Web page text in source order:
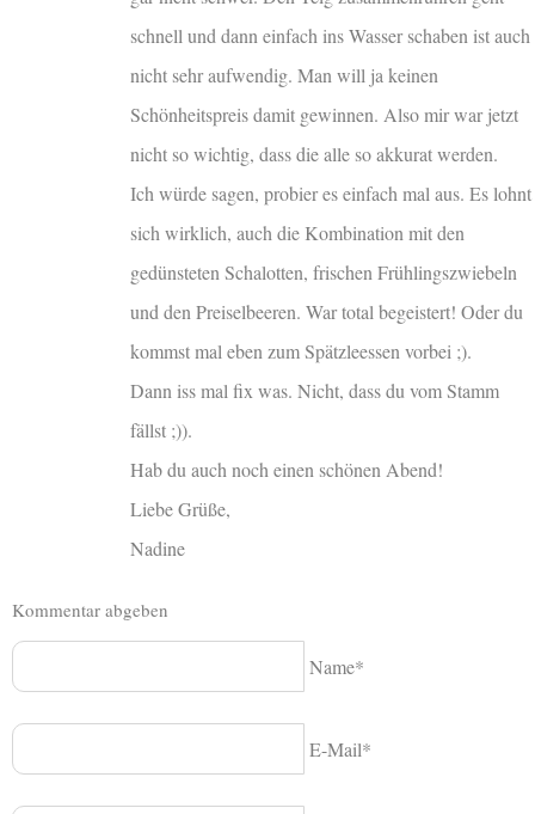
schnell und dann einfach ins Wasser schaben ist auch
nicht sehr aufwendig. Man will ja keinen
Schönheitspreis damit gewinnen. Also mir war jetzt
nicht so wichtig, dass die alle so akkurat werden.
Ich würde sagen, probier es einfach mal aus. Es lohnt
sich wirklich, auch die Kombination mit den
gedünsteten Schalotten, frischen Frühlingszwiebeln
und den Preiselbeeren. War total begeistert! Oder du
kommst mal eben zum Spätzleessen vorbei ;).
Dann iss mal fix was. Nicht, dass du vom Stamm
fällst ;)).
Hab du auch noch einen schönen Abend!
Liebe Grüße,
Nadine
Kommentar abgeben
Name*
E-Mail*